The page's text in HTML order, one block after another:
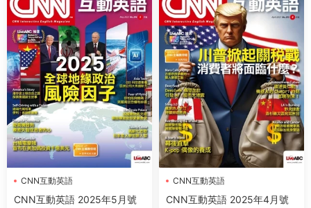
CNN互動英語
CNN互動英語 2025年5月號
CNN互動英語
CNN互動英語 2025年4月號